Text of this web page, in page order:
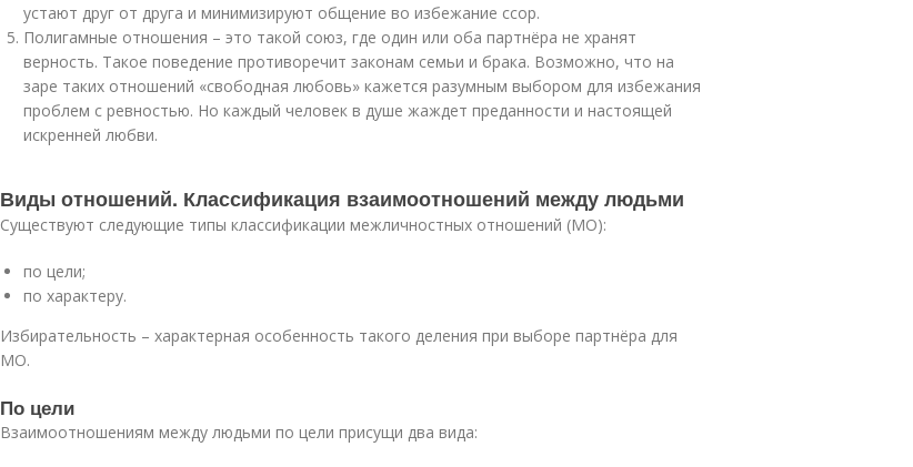
устают друг от друга и минимизируют общение во избежание ссор.
Полигамные отношения – это такой союз, где один или оба партнёра не хранят
верность. Такое поведение противоречит законам семьи и брака. Возможно, что на
заре таких отношений «свободная любовь» кажется разумным выбором для избежания
проблем с ревностью. Но каждый человек в душе жаждет преданности и настоящей
искренней любви.
Виды отношений. Классификация взаимоотношений между людьми
Существуют следующие типы классификации межличностных отношений (МО):
по цели;
по характеру.
Избирательность – характерная особенность такого деления при выборе партнёра для
МО.
По цели
Взаимоотношениям между людьми по цели присущи два вида: